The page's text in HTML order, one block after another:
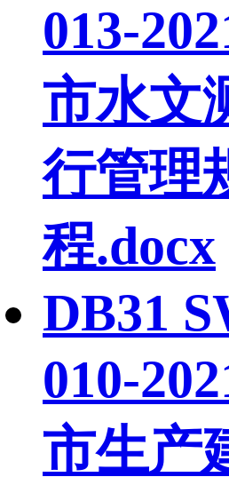
013-
市水文
行管理
程.docx
DB31
010-
市生产